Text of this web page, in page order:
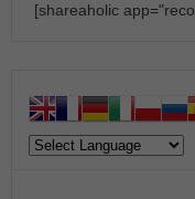
[shareaholic